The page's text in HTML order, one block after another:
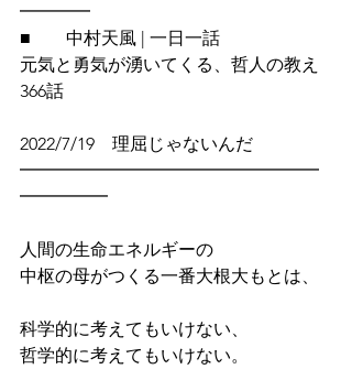
━━━━
■　　中村天風 | 一日一話
元気と勇気が湧いてくる、哲人の教え
366話
2022/7/19　理屈じゃないんだ
━━━━━━━━━━━━━━━━━
━━━━━
人間の生命エネルギーの
中枢の母がつくる一番大根大もとは、
科学的に考えてもいけない、
哲学的に考えてもいけない。